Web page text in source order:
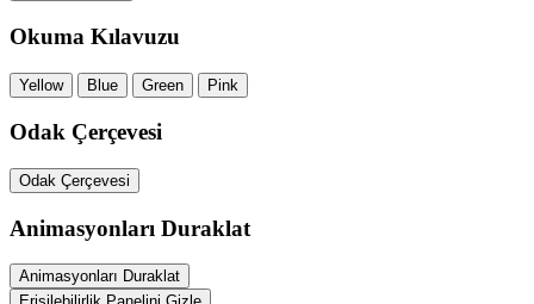
Okuma Kılavuzu
Yellow Blue Green Pink
Odak Çerçevesi
Odak Çerçevesi
Animasyonları Duraklat
Animasyonları Duraklat